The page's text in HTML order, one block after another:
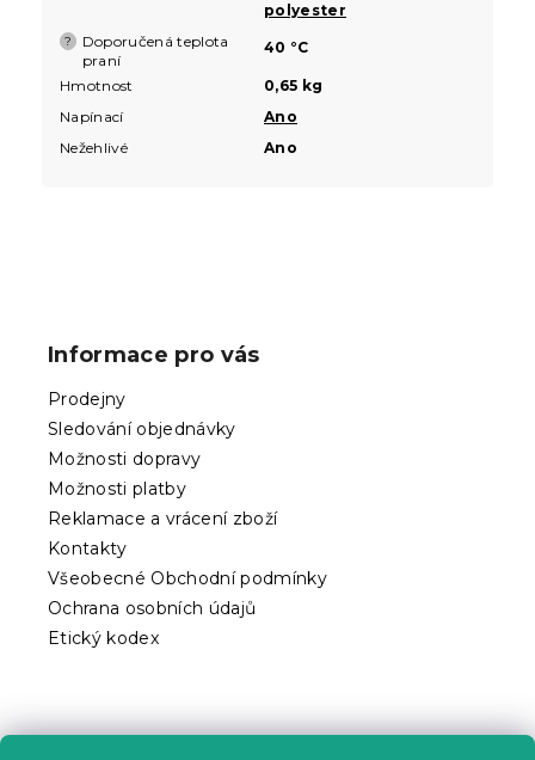
polyester
?
Doporučená teplota
praní
40 °C
Hmotnost
0,65 kg
Napínací
Ano
Nežehlivé
Ano
Informace pro vás
Prodejny
Sledování objednávky
Možnosti dopravy
Možnosti platby
Reklamace a vrácení zboží
Kontakty
Všeobecné Obchodní podmínky
Ochrana osobních údajů
Etický kodex